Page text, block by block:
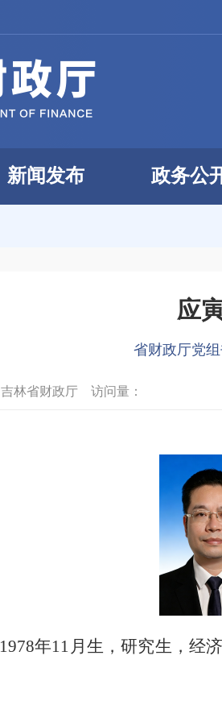
新闻发布 政务公
应
省财政厅党
吉林省财政厅 访问量：
1978年11 月生，研究生，经